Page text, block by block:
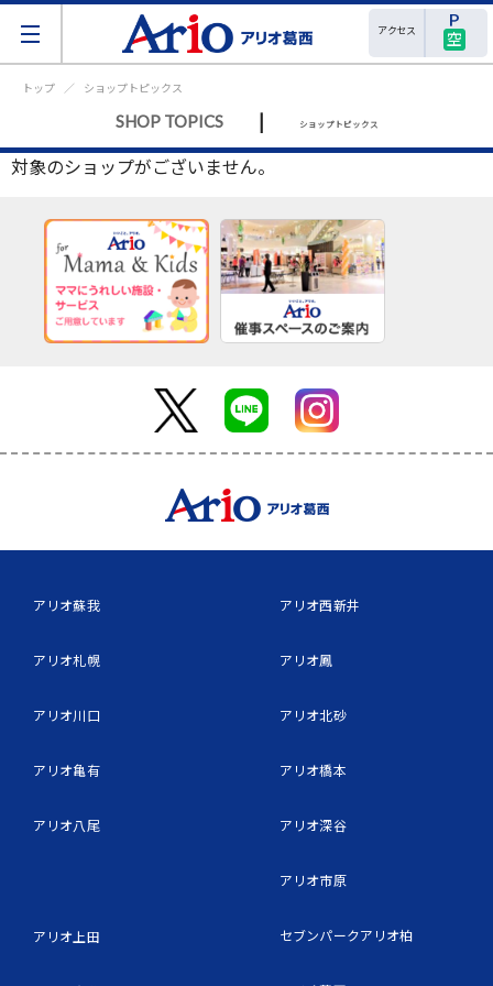
アクセス 空
トップ ショップトピックス
SHOP TOPICS | ショップトピックス
対象のショップがございません。
アリオ蘇我
アリオ札幌
アリオ川口
アリオ亀有
アリオ八尾
アリオ上田
アリオ西新井
アリオ鳳
アリオ北砂
アリオ橋本
アリオ深谷
アリオ市原
セブンパークアリオ柏